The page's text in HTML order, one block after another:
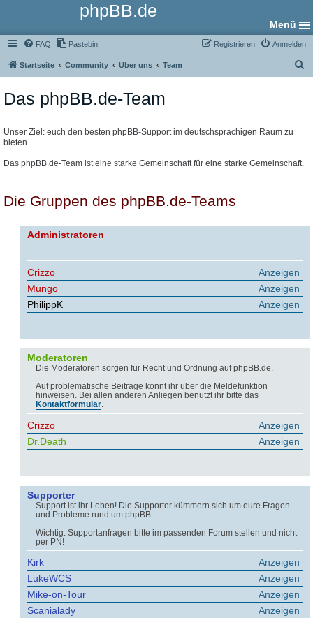
phpBB.de
Menü
FAQ Pastebin Anmelden
Registrieren
Startseite Community Über uns Team
Das phpBB.de-Team
Unser Ziel: euch den besten phpBB-Support im deutschsprachigen Raum zu
bieten.
Das phpBB.de-Team ist eine starke Gemeinschaft für eine starke Gemeinschaft.
Die Gruppen des phpBB.de-Teams
Administratoren
Anzeigen
Crizzo
Anzeigen
Mungo
Anzeigen
PhilippK
Moderatoren
Die Moderatoren sorgen für Recht und Ordnung auf phpBB.de.
Auf problematische Beiträge könnt ihr über die Meldefunktion
hinweisen. Bei allen anderen Anliegen benutzt ihr bitte das
Kontaktformular.
Anzeigen
Crizzo
Anzeigen
Dr.Death
Supporter
Support ist ihr Leben! Die Supporter kümmern sich um eure Fragen
und Probleme rund um phpBB.
Wichtig: Supportanfragen bitte im passenden Forum stellen und nicht
per PN!
Anzeigen
Kirk
Anzeigen
LukeWCS
Anzeigen
Mike-on-Tour
Anzeigen
Scanialady